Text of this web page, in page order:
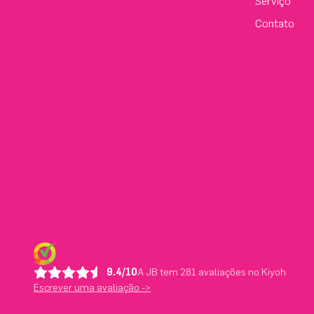
Contato
9.4/10A JB tem 281 avaliações no Kiyoh
Escrever uma avaliação ->